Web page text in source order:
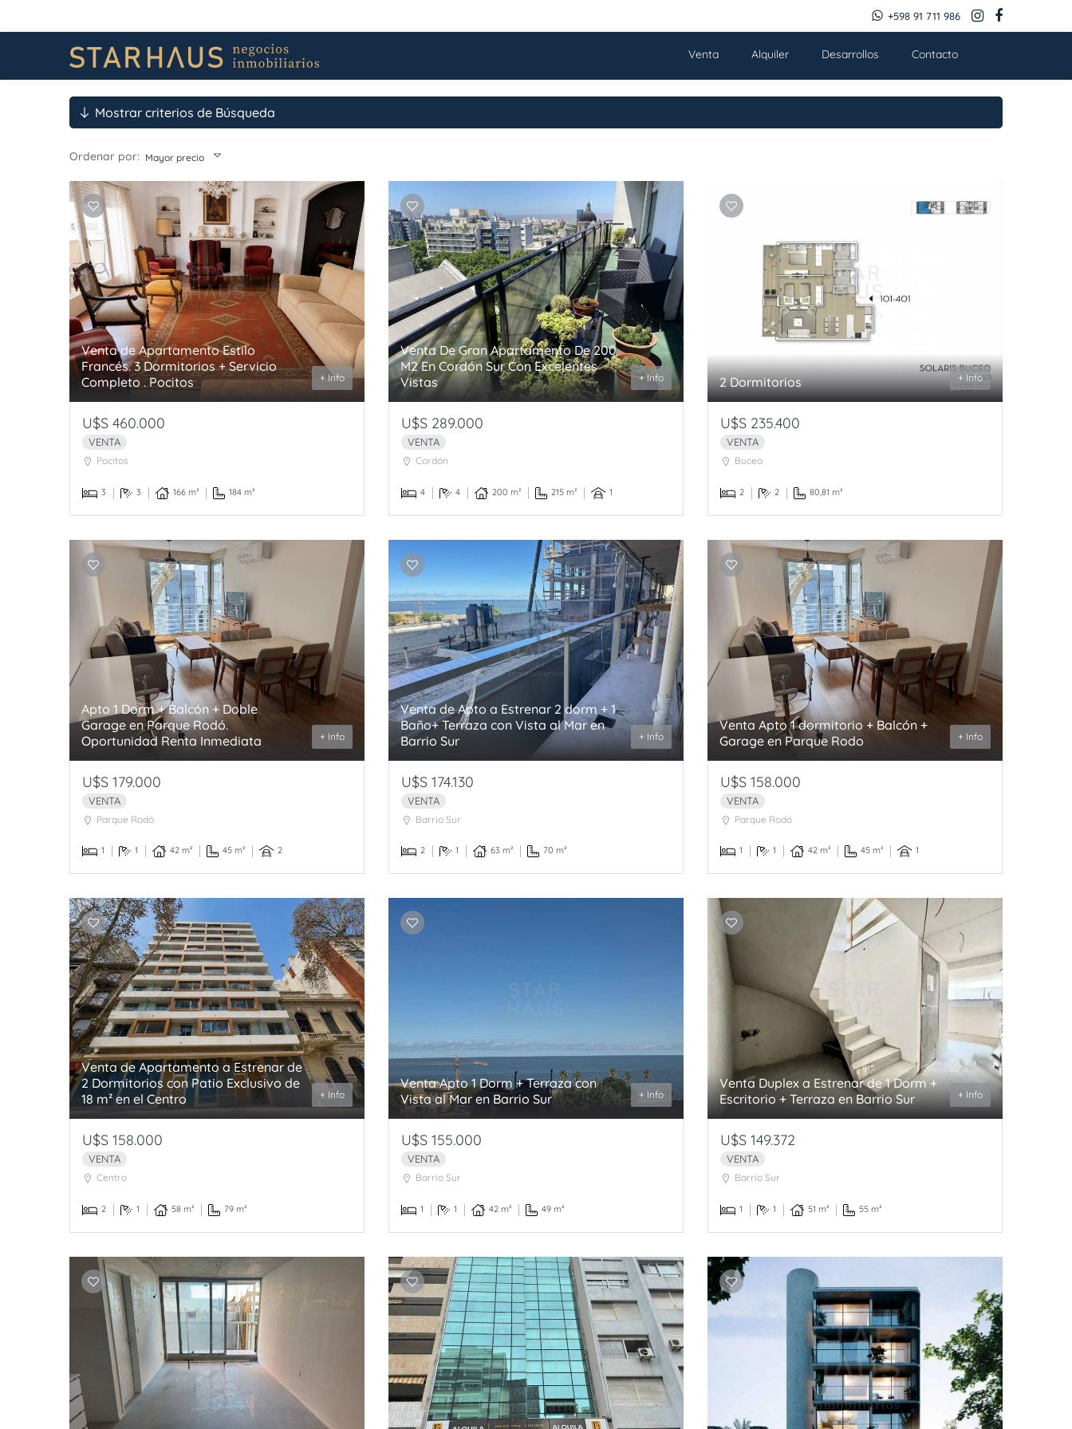
+598 91 711 986
Venta Alquiler Desarrollos Contacto
Mostrar criterios de Búsqueda
Ordenar por: Mayor precio
Venta de Apartamento Estilo
Francés. 3 Dormitorios + Servicio
Completo . Pocitos
+ Info
U$S 460.000
VENTA
Pocitos
3 3 166 m² 184 m²
Venta De Gran Apartamento De 200
M2 En Cordón Sur Con Excelentes
Vistas
+ Info
U$S 289.000
VENTA
Cordón
4 4 200 m² 215 m² 1
2 Dormitorios + Info
U$S 235.400
VENTA
Buceo
2 2 80,81 m²
Apto 1 Dorm + Balcón + Doble
Garage en Parque Rodó.
Oportunidad Renta Inmediata
+ Info
U$S 179.000
VENTA
Parque Rodó
1 1 42 m² 45 m² 2
Venta de Apto a Estrenar 2 dorm + 1
Baño+ Terraza con Vista al Mar en
Barrio Sur
+ Info
U$S 174.130
VENTA
Barrio Sur
2 1 63 m² 70 m²
Venta Apto 1 dormitorio + Balcón +
Garage en Parque Rodo
+ Info
U$S 158.000
VENTA
Parque Rodó
1 1 42 m² 45 m² 1
Venta de Apartamento a Estrenar de
2 Dormitorios con Patio Exclusivo de
18 m² en el Centro
+ Info
U$S 158.000
VENTA
Centro
2 1 58 m² 79 m²
Venta Apto 1 Dorm + Terraza con
Vista al Mar en Barrio Sur
+ Info
U$S 155.000
VENTA
Barrio Sur
1 1 42 m² 49 m²
Venta Duplex a Estrenar de 1 Dorm +
Escritorio + Terraza en Barrio Sur
+ Info
U$S 149.372
VENTA
Barrio Sur
1 1 51 m² 55 m²